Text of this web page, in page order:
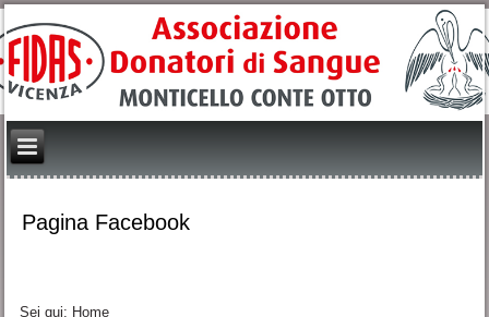
Pagina Facebook
Sei qui: Home